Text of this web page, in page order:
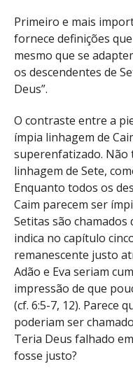
Primeiro e mais
fornece definições
mesmo que se
os descendentes de
Deus”.
O contraste entre a
ímpia linhagem de
superenfatizado. Não
linhagem de Sete,
Enquanto todos os
Caim parecem ser
Setitas são chamados
indica no capítulo
remanescente justo
Adão e Eva seriam
impressão de que
(cf. 6:5-7, 12). Parece
poderiam ser
Teria Deus falhado
fosse justo?